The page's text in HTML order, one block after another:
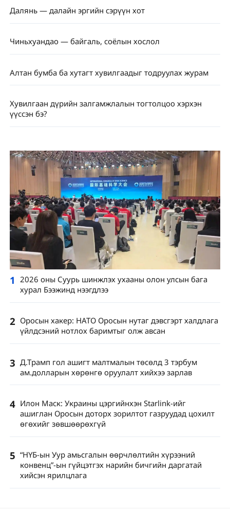
Далянь — далайн эргийн сэрүүн хот
Чиньхуандао — байгаль, соёлын хослол
Алтан бумба ба хутагт хувилгаадыг тодруулах журам
Хувилгаан дүрийн залгамжлалын тогтолцоо хэрхэн
үүссэн бэ?
1 2026 оны Суурь шинжлэх ухааны олон улсын бага
хурал Бээжинд нээгдлээ
2 Оросын хакер: НАТО Оросын нутаг дэвсгэрт халдлага
үйлдсэний нотлох баримтыг олж авсан
3 Д.Трамп гол ашигт малтмалын төсөлд 3 тэрбум
ам.долларын хөрөнгө оруулалт хийхээ зарлав
4 Илон Маск: Украины цэргийнхэн Starlink-ийг
ашиглан Оросын доторх зорилтот газруудад цохилт
өгөхийг зөвшөөрөхгүй
5 “НҮБ-ын Уур амьсгалын өөрчлөлтийн хүрээний
конвенц”-ын гүйцэтгэх нарийн бичгийн даргатай
хийсэн ярилцлага